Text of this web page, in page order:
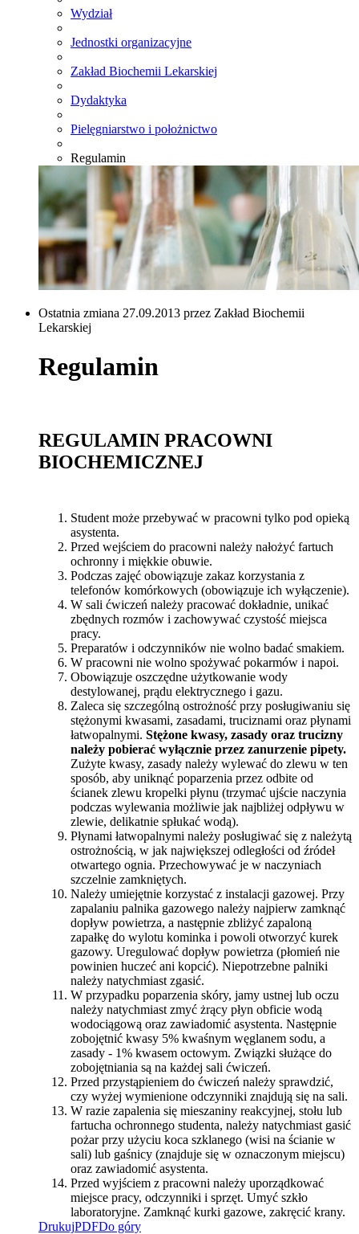
Wydział
Jednostki organizacyjne
Zakład Biochemii Lekarskiej
Dydaktyka
Pielęgniarstwo i położnictwo
Regulamin
Ostatnia zmiana 27.09.2013 przez Zakład Biochemii
Lekarskiej
Regulamin
REGULAMIN PRACOWNI
BIOCHEMICZNEJ
Student może przebywać w pracowni tylko pod opieką
asystenta.
Przed wejściem do pracowni należy nałożyć fartuch
ochronny i miękkie obuwie.
Podczas zajęć obowiązuje zakaz korzystania z
telefonów komórkowych (obowiązuje ich wyłączenie).
W sali ćwiczeń należy pracować dokładnie, unikać
zbędnych rozmów i zachowywać czystość miejsca
pracy.
Preparatów i odczynników nie wolno badać smakiem.
W pracowni nie wolno spożywać pokarmów i napoi.
Obowiązuje oszczędne użytkowanie wody
destylowanej, prądu elektrycznego i gazu.
Zaleca się szczególną ostrożność przy posługiwaniu się
stężonymi kwasami, zasadami, truciznami oraz płynami
łatwopalnymi. Stężone kwasy, zasady oraz trucizny
należy pobierać wyłącznie przez zanurzenie pipety.
Zużyte kwasy, zasady należy wylewać do zlewu w ten
sposób, aby uniknąć poparzenia przez odbite od
ścianek zlewu kropelki płynu (trzymać ujście naczynia
podczas wylewania możliwie jak najbliżej odpływu w
zlewie, delikatnie spłukać wodą).
Płynami łatwopalnymi należy posługiwać się z należytą
ostrożnością, w jak największej odległości od źródeł
otwartego ognia. Przechowywać je w naczyniach
szczelnie zamkniętych.
Należy umiejętnie korzystać z instalacji gazowej. Przy
zapalaniu palnika gazowego należy najpierw zamknąć
dopływ powietrza, a następnie zbliżyć zapaloną
zapałkę do wylotu kominka i powoli otworzyć kurek
gazowy. Uregulować dopływ powietrza (płomień nie
powinien huczeć ani kopcić). Niepotrzebne palniki
należy natychmiast zgasić.
W przypadku poparzenia skóry, jamy ustnej lub oczu
należy natychmiast zmyć żrący płyn obficie wodą
wodociągową oraz zawiadomić asystenta. Następnie
zobojętnić kwasy 5% kwaśnym węglanem sodu, a
zasady - 1% kwasem octowym. Związki służące do
zobojętniania są na każdej sali ćwiczeń.
Przed przystąpieniem do ćwiczeń należy sprawdzić,
czy wyżej wymienione odczynniki znajdują się na sali.
W razie zapalenia się mieszaniny reakcyjnej, stołu lub
fartucha ochronnego studenta, należy natychmiast gasić
pożar przy użyciu koca szklanego (wisi na ścianie w
sali) lub gaśnicy (znajduje się w oznaczonym miejscu)
oraz zawiadomić asystenta.
Przed wyjściem z pracowni należy uporządkować
miejsce pracy, odczynniki i sprzęt. Umyć szkło
laboratoryjne. Zamknąć kurki gazowe, zakręcić krany.
DrukujPDFDo góry